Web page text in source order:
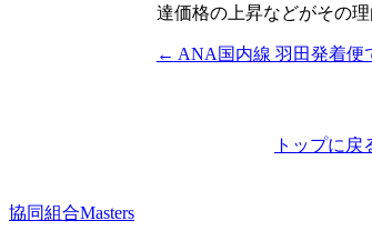
達価格の上昇などがその理
投
← ANA国内線 羽田発着便
トップに戻
協同組合Masters